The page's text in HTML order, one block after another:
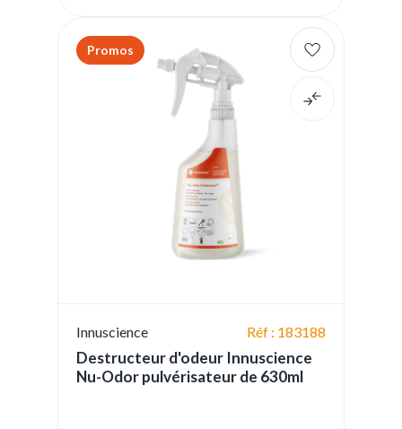
Promos
Innuscience Réf : 183188
Destructeur d'odeur Innuscience
Nu-Odor pulvérisateur de 630ml